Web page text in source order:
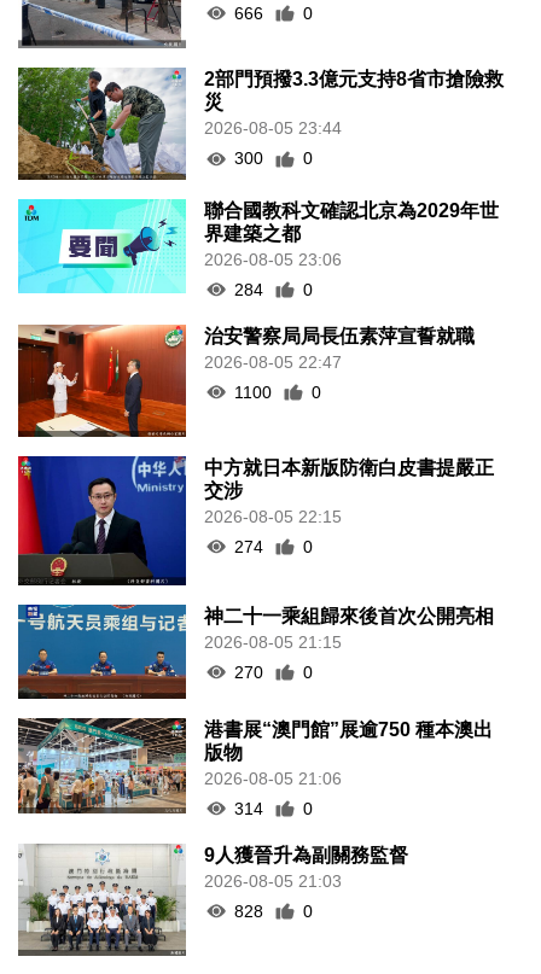
666 0
2部門預撥3.3億元支持8省市搶險救
災
2026-08-05 23:44
300
0
聯合國教科文確認北京為2029年世
界建築之都
2026-08-05 23:06
284
0
治安警察局局長伍素萍宣誓就職
2026-08-05 22:47
1100
0
中方就日本新版防衛白皮書提嚴正
交涉
2026-08-05 22:15
274
0
神二十一乘組歸來後首次公開亮相
2026-08-05 21:15
270
0
港書展“澳門館”展逾750 種本澳出
版物
2026-08-05 21:06
314
0
9人獲晉升為副關務監督
2026-08-05 21:03
828
0